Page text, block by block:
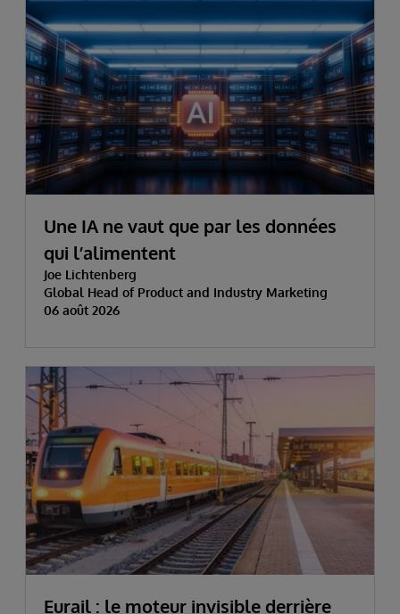
Une IA ne vaut que par les données
qui l’alimentent
Joe Lichtenberg
Global Head of Product and Industry Marketing
06 août 2026
Eurail : le moteur invisible derrière